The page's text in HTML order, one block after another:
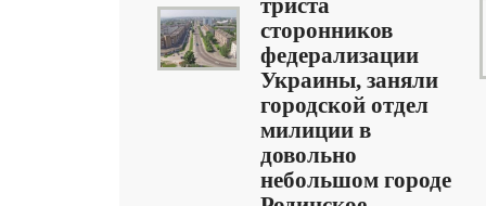
триста
сторонников
федерализации
Украины, заняли
городской отдел
милиции в
довольно
небольшом городе